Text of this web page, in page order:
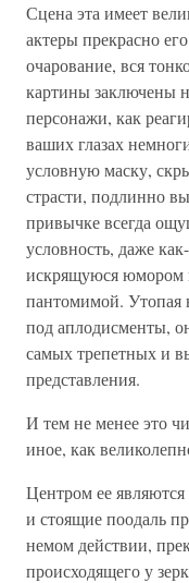
Сцена эта имеет
актеры прекрасно
очарование, вся
картины заключены
персонажи, как
ваших глазах
условную маску,
страсти, подлинно
привычке всегда
условность, даже
искрящуюся юмором
пантомимой. Утопая
под аплодисменты,
самых трепетных и
представления.
И тем не менее это
иное, как
Центром ее
и стоящие поодаль
немом действии,
происходящего у